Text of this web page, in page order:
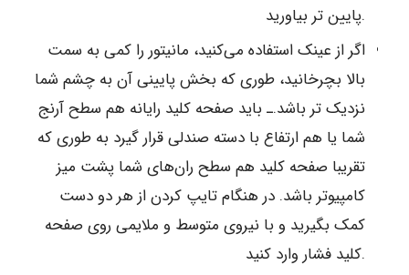
پایین تر بیاورید.
اگر از عینک استفاده می‌کنید، مانیتور را کمی به سمت
بالا بچرخانید، طوری که بخش پایینی آن به چشم شما
نزدیک تر باشد.ـ ‪ باید صفحه کلید رایانه هم سطح آرنج
شما یا هم ارتفاع با دسته صندلی قرار گیرد به طوری که
تقریبا صفحه کلید هم سطح ران‌های شما پشت میز
کامپیوتر باشد. در هنگام تایپ کردن از هر دو دست
کمک بگیرید و با نیروی متوسط و ملایمی روی صفحه
کلید فشار وارد کنید.